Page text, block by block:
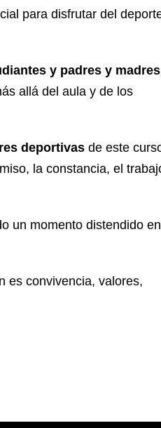
para disfrutar del
y padres y madres
allá del aula y de los
deportivas de este
la constancia, el
un momento distendido
es convivencia, valores,